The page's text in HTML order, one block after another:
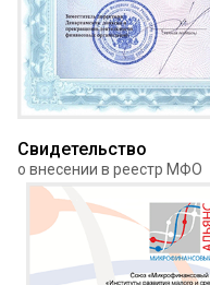
Свидетельство
о внесении в реестр МФО